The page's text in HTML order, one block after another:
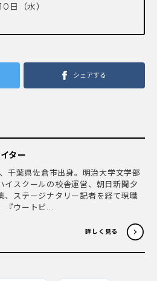
日（水）
シェアする
ター
千葉県佐倉市出身。明治大学文学部
イスクールの校舎運営、朝日新聞夕
、ステージナタリー記者を経て現職
『ウートピ...
詳しく見る